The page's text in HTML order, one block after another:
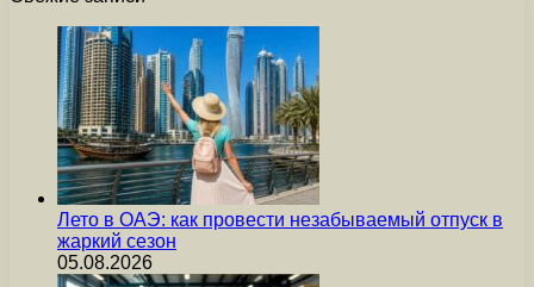
Лето в ОАЭ: как провести незабываемый отпуск в
жаркий сезон
05.08.2026